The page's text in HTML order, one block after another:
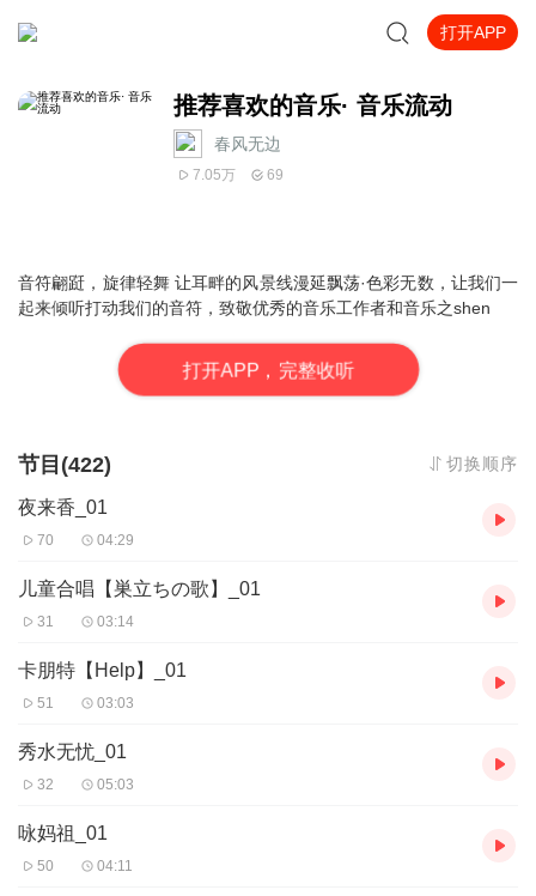
打开APP
推荐喜欢的音乐· 音乐流动
春风无边
7.05万 69
音符翩跹，旋律轻舞 让耳畔的风景线漫延飘荡·色彩无数，让我们一
起来倾听打动我们的音符，致敬优秀的音乐工作者和音乐之shen
打开APP，完整收听
节目(422) 切换顺序
夜来香_01
70 04:29
儿童合唱【巣立ちの歌】_01
31 03:14
卡朋特【Help】_01
51 03:03
秀水无忧_01
32 05:03
咏妈祖_01
50 04:11